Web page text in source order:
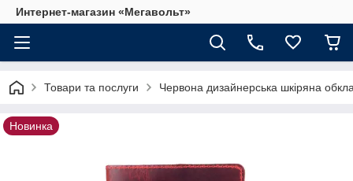
Интернет-магазин «Мегавольт»
Товари та послуги Червона дизайнерська шкіряна
Новинка